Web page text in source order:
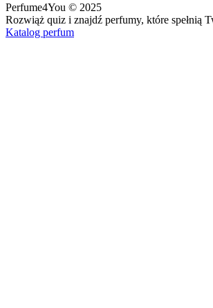
Perfume4You © 2025
Rozwiąż quiz i znajdź perfumy, które spełnią
Katalog perfum